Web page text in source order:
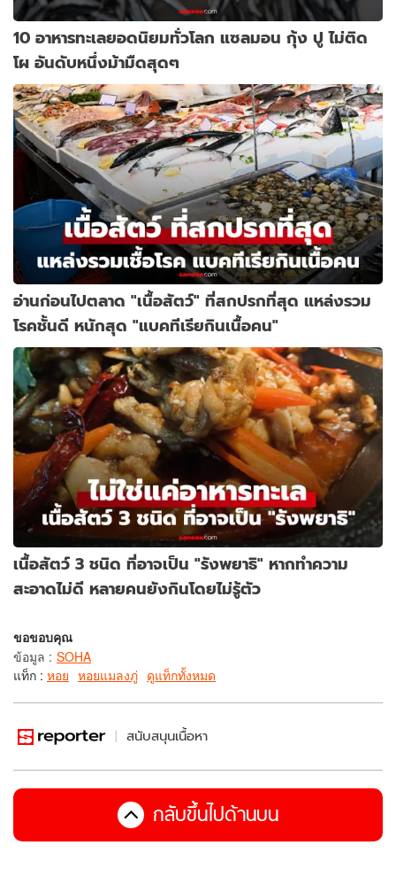
10 อาหารทะเลยอดนิยมทั่วโลก แซลมอน กุ้ง ปู ไม่ติด
โผ อันดับหนึ่งม้ามืดสุดๆ
อ่านก่อนไปตลาด "เนื้อสัตว์" ที่สกปรกที่สุด แหล่งรวม
โรคชั้นดี หนักสุด "แบคทีเรียกินเนื้อคน"
เนื้อสัตว์ 3 ชนิด ที่อาจเป็น "รังพยาธิ" หากทำความ
สะอาดไม่ดี หลายคนยังกินโดยไม่รู้ตัว
ขอขอบคุณ
ข้อมูล : SOHA
แท็ก : หอย หอยแมลงภู่ ดูแท็กทั้งหมด
สนับสนุนเนื้อหา
กลับขึ้นไปด้านบน